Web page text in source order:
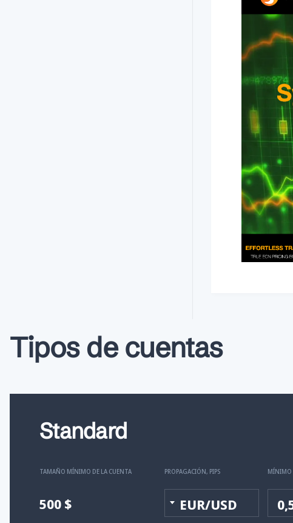
Tipos de cuentas
Standard
TAMAÑO MÍNIMO DE LA CUENTA
500 $
PROPAGACIÓN, PIPS
EUR/USD
MÍNIMO